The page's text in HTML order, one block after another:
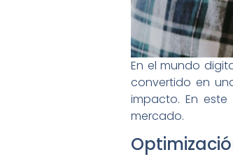
En el mundo
convertido en
impacto. En
mercado.